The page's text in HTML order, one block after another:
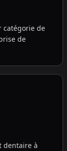
catégorie de
de
dentaire à